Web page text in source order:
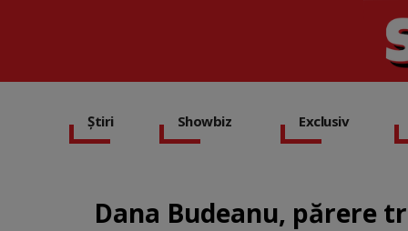
Știri Showbiz Exclusiv
Dana Budeanu, părere